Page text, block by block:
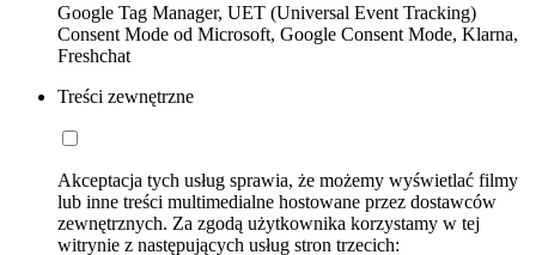
Google Tag Manager, UET (Universal Event Tracking)
Consent Mode od Microsoft, Google Consent Mode, Klarna,
Freshchat
Treści zewnętrzne
Akceptacja tych usług sprawia, że możemy wyświetlać filmy
lub inne treści multimedialne hostowane przez dostawców
zewnętrznych. Za zgodą użytkownika korzystamy w tej
witrynie z następujących usług stron trzecich: